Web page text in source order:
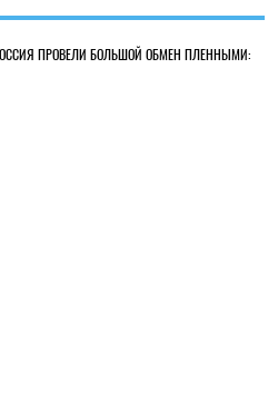
ПРОВЕЛИ БОЛЬШОЙ ОБМЕН ПЛЕННЫМИ: